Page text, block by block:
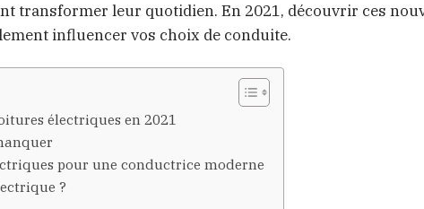
transformer leur quotidien. En 2021, découvrir ces
influencer vos choix de conduite.
électriques en 2021
pour une conductrice moderne
?